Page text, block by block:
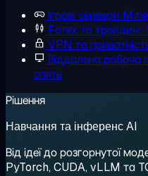
Ігрові сервери
Forex та трейдинг
VPN та
Віддалена робоча
спить
Рішення
Навчання та інференс AI
Від ідеї до розгорнутої
PyTorch, CUDA, vLLM та